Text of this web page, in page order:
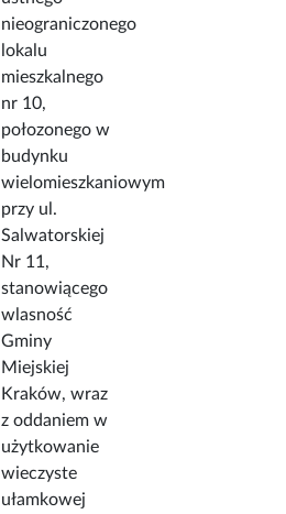
nieograniczonego
lokalu
mieszkalnego
nr 10,
połozonego w
budynku
wielomieszkaniowym
przy ul.
Salwatorskiej
Nr 11,
stanowiącego
wlasność
Gminy
Miejskiej
Kraków, wraz
z oddaniem w
użytkowanie
wieczyste
ułamkowej